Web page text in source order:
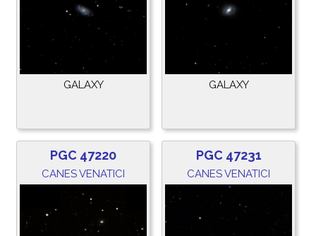
GALAXY GALAXY
PGC 47220
CANES VENATICI
PGC 47231
CANES VENATICI